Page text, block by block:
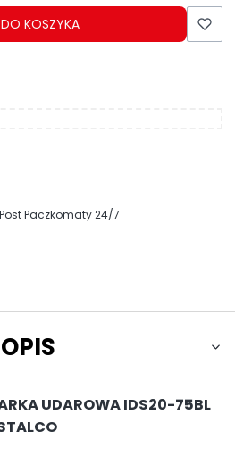
KOSZYKA
Paczkomaty 24/7
OPIS
UDAROWA IDS20-75BL